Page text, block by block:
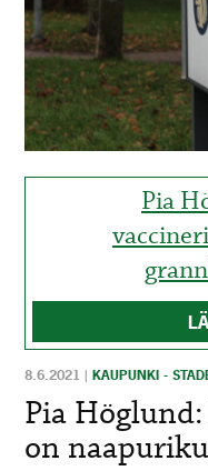
HISTORIA
YLEINEN
MAINOSTAJILLE
Pia
8.6.2021 |KAUPUNKI -
Pia
on